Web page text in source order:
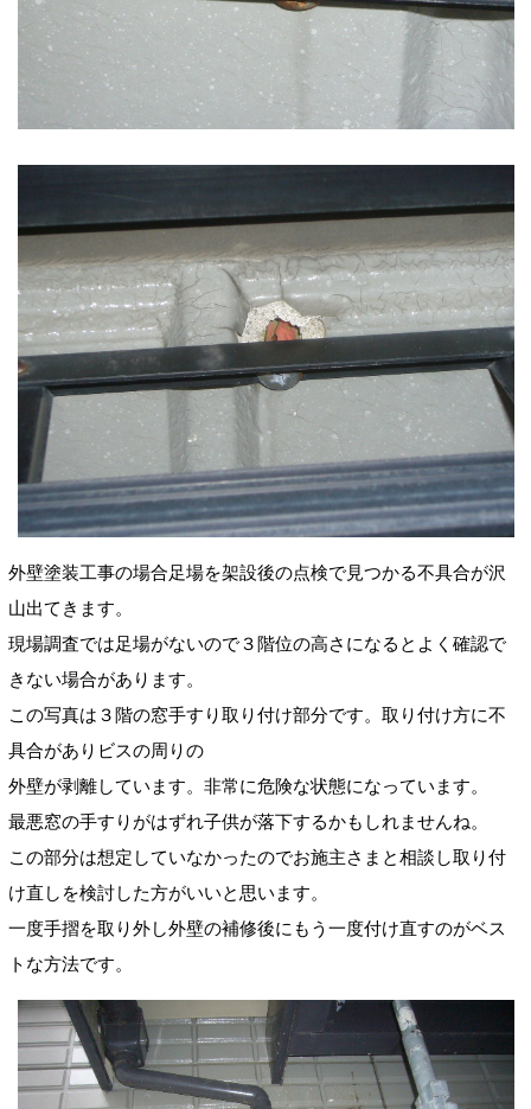
外壁塗装工事の場合足場を架設後の点検で見つかる不具合が沢
山出てきます。
現場調査では足場がないので３階位の高さになるとよく確認で
きない場合があります。
この写真は３階の窓手すり取り付け部分です。取り付け方に不
具合がありビスの周りの
外壁が剥離しています。非常に危険な状態になっています。
最悪窓の手すりがはずれ子供が落下するかもしれませんね。
この部分は想定していなかったのでお施主さまと相談し取り付
け直しを検討した方がいいと思います。
一度手摺を取り外し外壁の補修後にもう一度付け直すのがベス
トな方法です。